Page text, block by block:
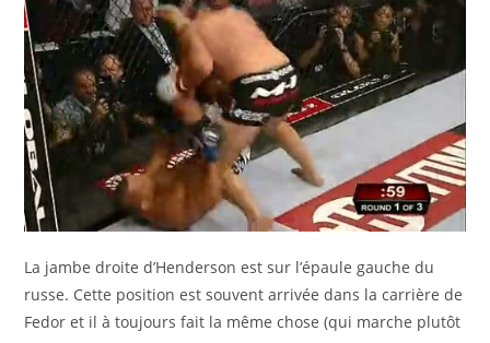
La jambe droite d’Henderson est sur l’épaule gauche du
russe. Cette position est souvent arrivée dans la carrière de
Fedor et il à toujours fait la même chose (qui marche plutôt